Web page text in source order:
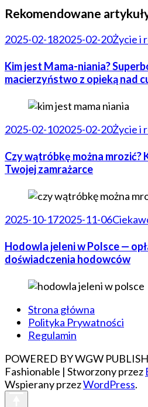
Rekomendowane
2025-02-182025-02-20Życie i
Kim jest Mama-niania?
macierzyństwo z opieką nad
2025-02-102025-02-20Życie i
Czy wątróbkę można mrozić?
Twojej zamrażarce
2025-10-172025-11-06
Hodowla jeleni w Polsce —
doświadczenia hodowców
Strona główna
Polityka Prywatności
Regulamin
POWERED BY WGW
Fashionable | Stworzony przez
Wspierany przezWordPress.